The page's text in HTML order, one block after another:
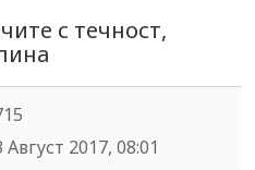
с течност,
Август 2017, 08:01